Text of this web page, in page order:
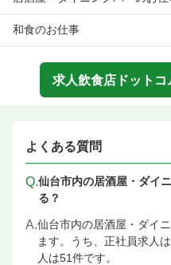
和食のお仕事
求人飲食店ドット
よくある質問
Q.仙台市内の居酒屋・ダイ
る？
A.仙台市内の居酒屋・ダイ
ます。うち、正社員求人
人は51件です。